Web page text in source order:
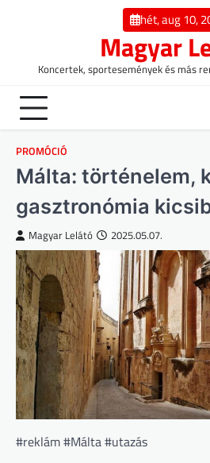
hét, aug 10,
Magyar
Koncertek, sportesemények és más
PROMÓCIÓ
Málta: történelem,
gasztronómia
Magyar Lelátó 2025.05.07.
#reklám #Málta #utazás